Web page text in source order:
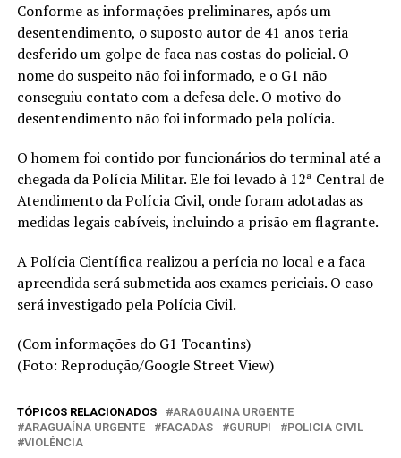
Conforme as informações preliminares, após um
desentendimento, o suposto autor de 41 anos teria
desferido um golpe de faca nas costas do policial. O
nome do suspeito não foi informado, e o G1 não
conseguiu contato com a defesa dele. O motivo do
desentendimento não foi informado pela polícia.
O homem foi contido por funcionários do terminal até a
chegada da Polícia Militar. Ele foi levado à 12ª Central de
Atendimento da Polícia Civil, onde foram adotadas as
medidas legais cabíveis, incluindo a prisão em flagrante.
A Polícia Científica realizou a perícia no local e a faca
apreendida será submetida aos exames periciais. O caso
será investigado pela Polícia Civil.
(Com informações do G1 Tocantins)
(Foto: Reprodução/Google Street View)
TÓPICOS RELACIONADOS
ARAGUAINA URGENTE
ARAGUAÍNA URGENTE
FACADAS GURUPI
POLICIA CIVIL
VIOLÊNCIA